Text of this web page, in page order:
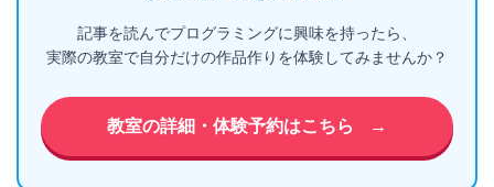
記事を読んでプログラミングに興味を持ったら、
実際の教室で自分だけの作品作りを体験してみませんか？
教室の詳細・体験予約はこちら →